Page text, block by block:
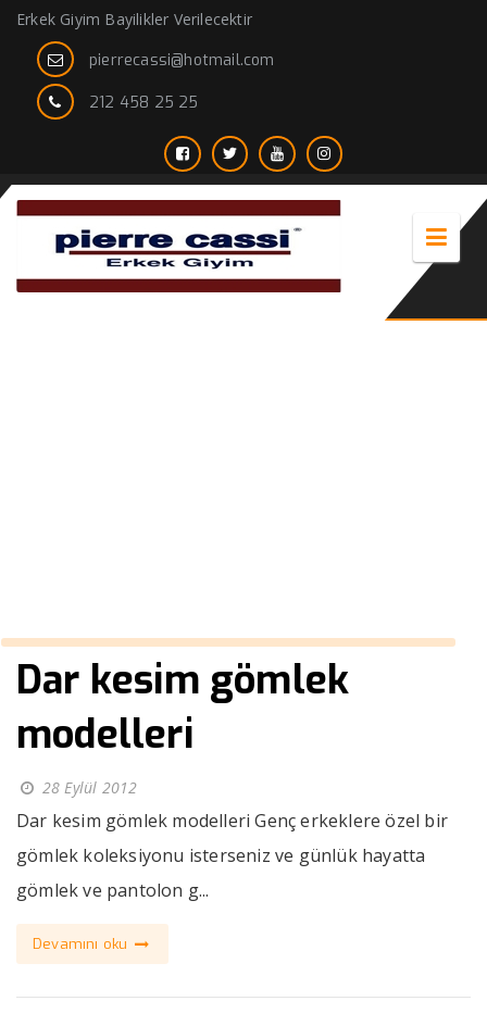
Erkek Giyim Bayilikler Verilecektir
pierrecassi@hotmail.com
212 458 25 25
Dar kesim gömlek
modelleri
28 Eylül 2012
Dar kesim gömlek modelleri Genç erkeklere özel bir
gömlek koleksiyonu isterseniz ve günlük hayatta
gömlek ve pantolon g...
Devamını oku